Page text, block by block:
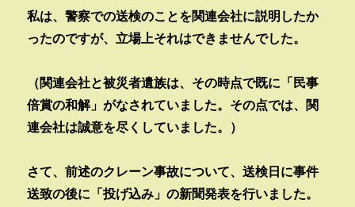
私は、警察での送検のことを関連会社に説明したか
ったのですが、立場上それはできませんでした。
（関連会社と被災者遺族は、その時点で既に「民事
倍賞の和解」がなされていました。その点では、関
連会社は誠意を尽くしていました。）
さて、前述のクレーン事故について、送検日に事件
送致の後に「投げ込み」の新聞発表を行いました。